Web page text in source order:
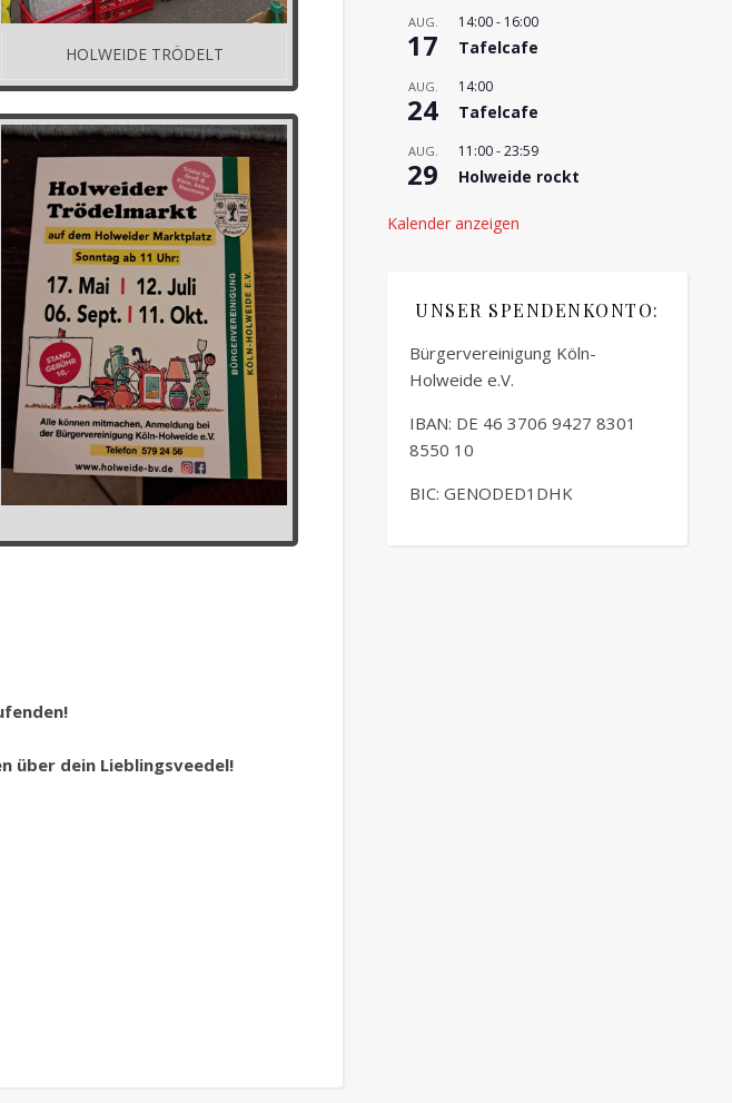
HOLWEIDE TRÖDELT
über dein Lieblingsveedel!
AUG.
17
14:00- 16:00
Tafelcafe
AUG.
24
14:00
Tafelcafe
AUG.
29
11:00-23:59
Holweide rockt
Kalender anzeigen
UNSER SPENDENKONTO:
Bürgervereinigung Köln-
Holweide e.V.
IBAN: DE 46 3706 9427 8301
8550 10
BIC: GENODED1DHK